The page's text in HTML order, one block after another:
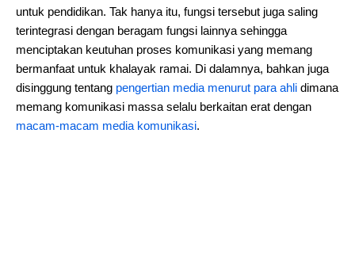
untuk pendidikan. Tak hanya itu, fungsi tersebut juga saling
terintegrasi dengan beragam fungsi lainnya sehingga
menciptakan keutuhan proses komunikasi yang memang
bermanfaat untuk khalayak ramai. Di dalamnya, bahkan juga
disinggung tentang pengertian media menurut para ahli dimana
memang komunikasi massa selalu berkaitan erat dengan
macam-macam media komunikasi.